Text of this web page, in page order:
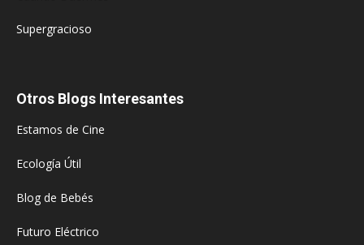
Supergracioso
Otros Blogs Interesantes
Estamos de Cine
Ecología Útil
Blog de Bebés
Futuro Eléctrico